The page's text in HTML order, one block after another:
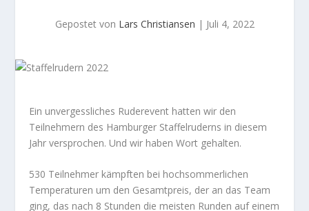
Gepostet von Lars Christiansen | Juli 4, 2022
Ein unvergessliches Ruderevent hatten wir den
Teilnehmern des Hamburger Staffelruderns in diesem
Jahr versprochen. Und wir haben Wort gehalten.
530 Teilnehmer kämpften bei hochsommerlichen
Temperaturen um den Gesamtpreis, der an das Team
ging, das nach 8 Stunden die meisten Runden auf einem